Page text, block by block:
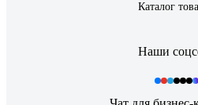
Каталог
Наши